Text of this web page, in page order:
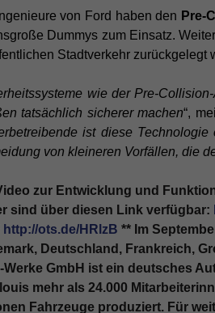
von Ford haben den Pre-
Dummys zum Einsatz.
Stadtverkehr zurückgelegt
wie der Pre-
tatsächlich sicherer machen“,
ist diese
von kleineren Vorfällen, die
zur Entwicklung und
sind über diesen Link verfügbar:
http://ots.de/HRlzB ** Im
Deutschland, Frankreich,
Werke GmbH ist ein deutsches
mehr als 24.000
Fahrzeuge produziert. Für